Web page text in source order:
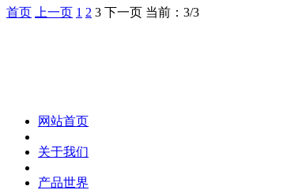
首页 上一页 1 2 3 下一页 当前：3/3
网站首页
关于我们
产品世界